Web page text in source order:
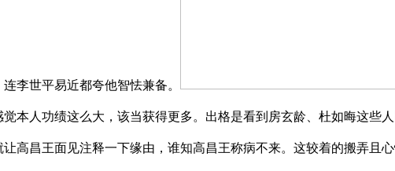
李世平易近都夸他智怯兼备。
本人功绩这么大，该当获得更多。出格是看到房玄龄、杜如晦这些
高昌王面见注释一下缘由，谁知高昌王称病不来。这较着的搬弄且